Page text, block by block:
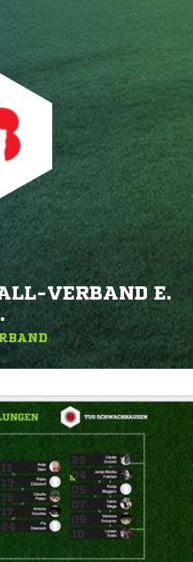
VERBAND E. V